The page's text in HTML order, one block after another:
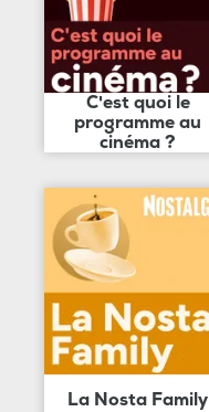
C'est quoi le
programme au
cinéma ?
La Nosta Family